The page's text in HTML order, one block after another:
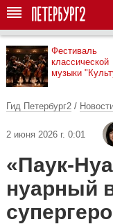
Фестиваль
классической
музыки
Гид Петербург2 /
2 июня 2026 г. 0:01
«Паук-
нуарный